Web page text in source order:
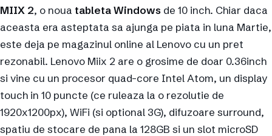
MIIX 2, o noua tableta Windows de 10 inch. Chiar daca
aceasta era asteptata sa ajunga pe piata in luna Martie,
este deja pe magazinul online al Lenovo cu un pret
rezonabil. Lenovo Miix 2 are o grosime de doar 0.36inch
si vine cu un procesor quad-core Intel Atom, un display
touch in 10 puncte (ce ruleaza la o rezolutie de
1920x1200px), WiFi (si optional 3G), difuzoare surround,
spatiu de stocare de pana la 128GB si un slot microSD